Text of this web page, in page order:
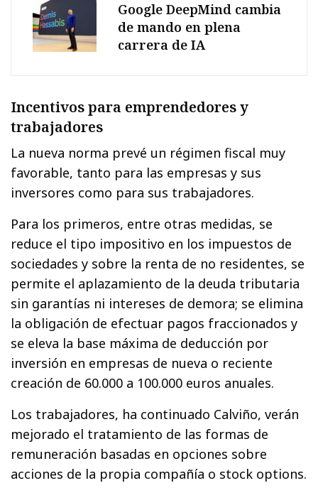
Google DeepMind cambia
de mando en plena
carrera de IA
Incentivos para emprendedores y
trabajadores
La nueva norma prevé un régimen fiscal muy
favorable, tanto para las empresas y sus
inversores como para sus trabajadores.
Para los primeros, entre otras medidas, se
reduce el tipo impositivo en los impuestos de
sociedades y sobre la renta de no residentes, se
permite el aplazamiento de la deuda tributaria
sin garantías ni intereses de demora; se elimina
la obligación de efectuar pagos fraccionados y
se eleva la base máxima de deducción por
inversión en empresas de nueva o reciente
creación de 60.000 a 100.000 euros anuales.
Los trabajadores, ha continuado Calviño, verán
mejorado el tratamiento de las formas de
remuneración basadas en opciones sobre
acciones de la propia compañía o stock options.